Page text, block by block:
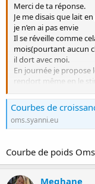
Merci de ta réponse.
Je me disais que lait
je n’en ai pas envie
Il se réveille comme
mois(pourtant aucun
il dort avec moi.
En journée je propose
rendort même en le
c’est fini c’est fini. Et
longtemps .. entre 3 et
Il tête et dégluti bien,
tetee mal et avalé
apparemment qui ne
je prend aussi pour
Courbes de
oms.syanni.eu
Courbe de poids Oms
Meghane